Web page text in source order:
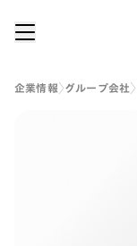
企業情報 グループ会社